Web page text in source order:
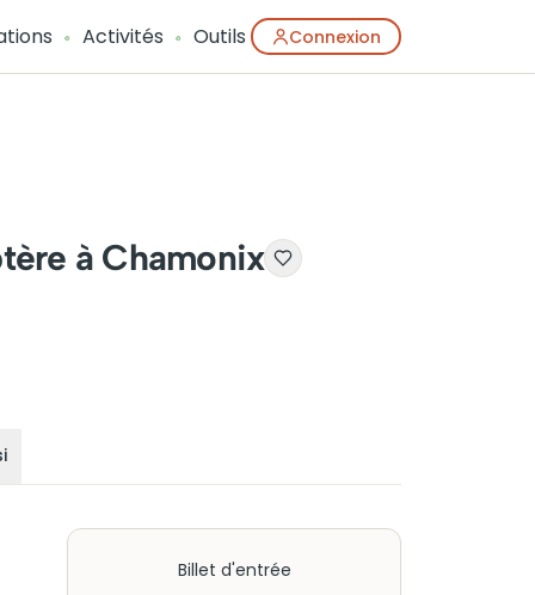
Activités Outils Connexion
à Chamonix
Billet d'entrée